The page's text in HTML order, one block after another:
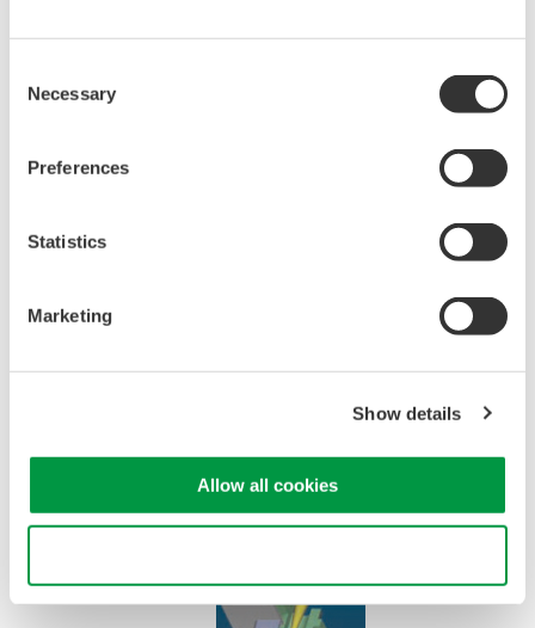
Selection
Necessary
Preferences
Statistics
Marketing
Show details
Allow all cookies
200001のデータポイント数により、高い分解能を保っ
たまま、より広い波長範囲を一括測定できます。
データポイント数の不足に起因する波長分解能の著しい
し、測定をより高精度化・効率化します。
フリースペース構造の光入力部
シングルモードおよびマルチモードファイバーに対
く、信号レベル低下による測定速度の低下を抑えま
す。
光コネクタ接続再現性に優れ、安定した測定を実
現。内部ファイバーとの接触によるファイバー接続